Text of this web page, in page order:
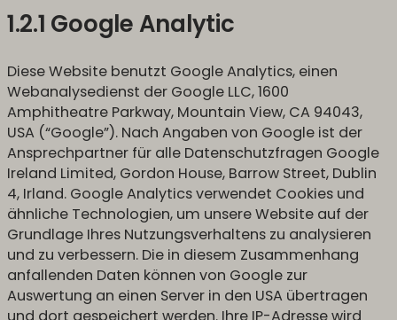
1.2.1 Google Analytic
Diese Website benutzt Google Analytics, einen
Webanalysedienst der Google LLC, 1600
Amphitheatre Parkway, Mountain View, CA 94043,
USA (“Google”). Nach Angaben von Google ist der
Ansprechpartner für alle Datenschutzfragen Google
Ireland Limited, Gordon House, Barrow Street, Dublin
4, Irland. Google Analytics verwendet Cookies und
ähnliche Technologien, um unsere Website auf der
Grundlage Ihres Nutzungsverhaltens zu analysieren
und zu verbessern. Die in diesem Zusammenhang
anfallenden Daten können von Google zur
Auswertung an einen Server in den USA übertragen
und dort gespeichert werden. Ihre IP-Adresse wird